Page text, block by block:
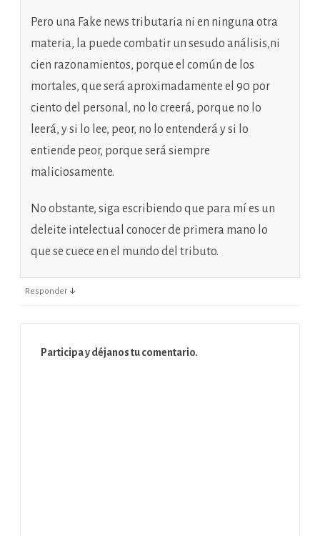
Pero una Fake news tributaria ni en ninguna otra
materia, la puede combatir un sesudo análisis,ni
cien razonamientos, porque el común de los
mortales, que será aproximadamente el 90 por
ciento del personal, no lo creerá, porque no lo
leerá, y si lo lee, peor, no lo entenderá y si lo
entiende peor, porque será siempre
maliciosamente.
No obstante, siga escribiendo que para mí es un
deleite intelectual conocer de primera mano lo
que se cuece en el mundo del tributo.
Responder ↓
Participa y déjanos tu comentario.